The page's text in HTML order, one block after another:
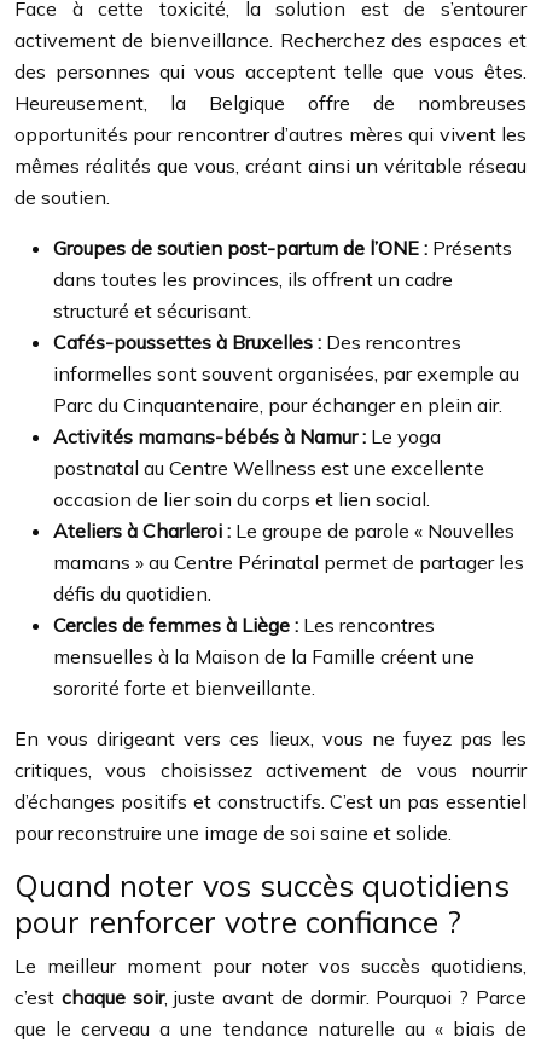
Face à cette toxicité, la solution est de s’entourer
activement de bienveillance. Recherchez des espaces et
des personnes qui vous acceptent telle que vous êtes.
Heureusement, la Belgique offre de nombreuses
opportunités pour rencontrer d’autres mères qui vivent les
mêmes réalités que vous, créant ainsi un véritable réseau
de soutien.
Groupes de soutien post-partum de l’ONE : Présents
dans toutes les provinces, ils offrent un cadre
structuré et sécurisant.
Cafés-poussettes à Bruxelles : Des rencontres
informelles sont souvent organisées, par exemple au
Parc du Cinquantenaire, pour échanger en plein air.
Activités mamans-bébés à Namur : Le yoga
postnatal au Centre Wellness est une excellente
occasion de lier soin du corps et lien social.
Ateliers à Charleroi : Le groupe de parole « Nouvelles
mamans » au Centre Périnatal permet de partager les
défis du quotidien.
Cercles de femmes à Liège : Les rencontres
mensuelles à la Maison de la Famille créent une
sororité forte et bienveillante.
En vous dirigeant vers ces lieux, vous ne fuyez pas les
critiques, vous choisissez activement de vous nourrir
d’échanges positifs et constructifs. C’est un pas essentiel
pour reconstruire une image de soi saine et solide.
Quand noter vos succès quotidiens
pour renforcer votre confiance ?
Le meilleur moment pour noter vos succès quotidiens,
c’est chaque soir, juste avant de dormir. Pourquoi ? Parce
que le cerveau a une tendance naturelle au « biais de